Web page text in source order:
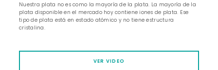
Nuestra plata no es como la mayoría de la plata. La mayoría de la
plata disponible en el mercado hoy contiene iones de plata. Ese
tipo de plata está en estado atómico y no tiene estructura
cristalina.
VER VIDEO